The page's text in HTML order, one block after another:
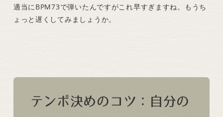
適当にBPM73で弾いたんですがこれ早すぎますね。もうち
ょっと遅くしてみましょうか。
テンポ決めのコツ：自分の